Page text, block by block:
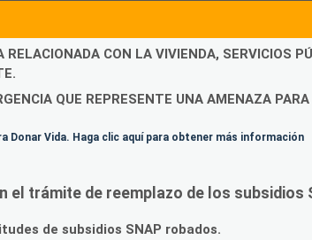
RELACIONADA CON LA VIVIENDA, SERVICIOS
QUE REPRESENTE UNA AMENAZA
Donar Vida. Haga clic aquí para obtener más información
el trámite de reemplazo de los subsidios
de subsidios SNAP robados.